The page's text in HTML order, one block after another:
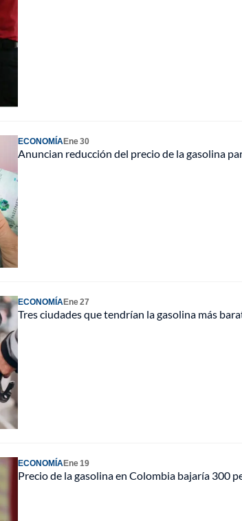
ECONOMÍAEne 30
Anuncian reducción del precio de la gasolina
ECONOMÍAEne 27
Tres ciudades que tendrían la gasolina más
ECONOMÍAEne 19
Precio de la gasolina en Colombia bajaría 300